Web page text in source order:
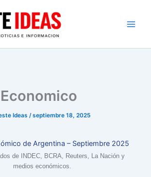
Ideas/septiembre 18, 2025
de Argentina – Septiembre 2025
de INDEC, BCRA, Reuters, La Nación y
medios económicos.